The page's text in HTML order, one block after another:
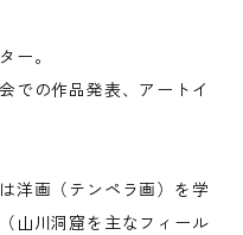
ー。
での作品発表、アートイ
洋画（テンペラ画）を学
山川洞窟を主なフィール